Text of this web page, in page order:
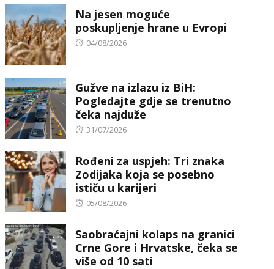
Na jesen moguće
poskupljenje hrane u Evropi
Posted
04/08/2026
Gužve na izlazu iz BiH:
Pogledajte gdje se trenutno
čeka najduže
Posted
31/07/2026
Rođeni za uspjeh: Tri znaka
Zodijaka koja se posebno
ističu u karijeri
Posted
05/08/2026
Saobraćajni kolaps na granici
Crne Gore i Hrvatske, čeka se
više od 10 sati